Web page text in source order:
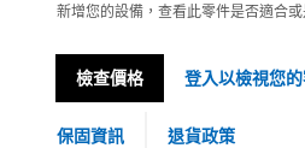
新增您的設備，查看此零件是否適合
檢查價格 登入以檢視您
保固資訊 退貨政策